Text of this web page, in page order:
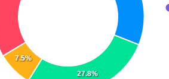
27.8%
7.5%